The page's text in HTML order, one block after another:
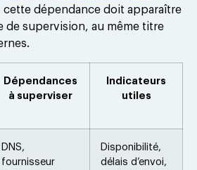
cette dépendance doit apparaître
de supervision, au même titre
Dépendances
à superviser
Indicateurs
utiles
DNS,
fournisseur
Disponibilité,
délais d’envoi,